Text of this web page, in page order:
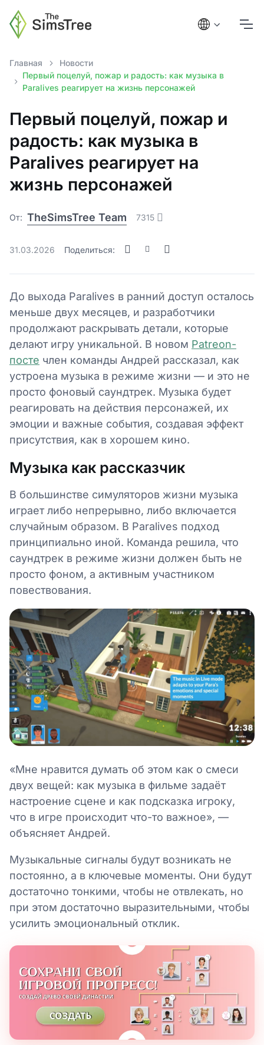
Главная
Новости
Первый поцелуй, пожар и радость: как музыка в
Paralives реагирует на жизнь персонажей
Первый поцелуй, пожар и
радость: как музыка в
Paralives реагирует на
жизнь персонажей
От: TheSimsTree Team 7315
31.03.2026 Поделиться:
До выхода Paralives в ранний доступ осталось
меньше двух месяцев, и разработчики
продолжают раскрывать детали, которые
делают игру уникальной. В новом Patreon-
посте член команды Андрей рассказал, как
устроена музыка в режиме жизни — и это не
просто фоновый саундтрек. Музыка будет
реагировать на действия персонажей, их
эмоции и важные события, создавая эффект
присутствия, как в хорошем кино.
Музыка как рассказчик
В большинстве симуляторов жизни музыка
играет либо непрерывно, либо включается
случайным образом. В Paralives подход
принципиально иной. Команда решила, что
саундтрек в режиме жизни должен быть не
просто фоном, а активным участником
повествования.
«Мне нравится думать об этом как о смеси
двух вещей: как музыка в фильме задаёт
настроение сцене и как подсказка игроку,
что в игре происходит что-то важное», —
объясняет Андрей.
Музыкальные сигналы будут возникать не
постоянно, а в ключевые моменты. Они будут
достаточно тонкими, чтобы не отвлекать, но
при этом достаточно выразительными, чтобы
усилить эмоциональный отклик.